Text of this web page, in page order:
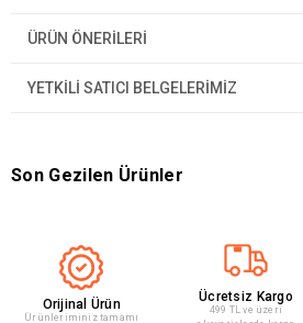
ÜRÜN ÖNERILERI
YETKİLİ SATICI BELGELERİMİZ
Son Gezilen Ürünler
Orijinal Ürün
Ürünleriminiz tamamı
Ücretsiz Kargo
499 TL ve üzeri